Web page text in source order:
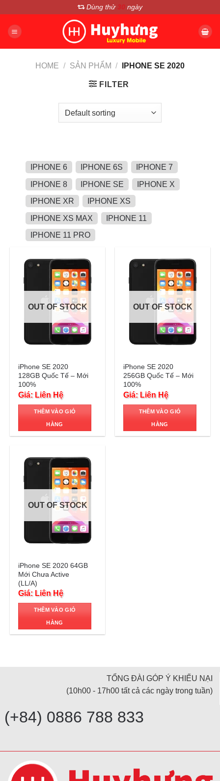
nội
Dùng thử 30 ngày
HOME / SẢN PHẨM / IPHONE SE 2020
FILTER
IPHONE 6 IPHONE 6S IPHONE 7
IPHONE 8 IPHONE SE IPHONE X
IPHONE XR IPHONE XS
IPHONE XS MAX IPHONE 11
IPHONE 11 PRO
OUT OF STOCK
iPhone SE 2020
128GB Quốc Tế – Mới
100%
Giá: Liên Hệ
THÊM VÀO GIỎ
HÀNG
OUT OF STOCK
iPhone SE 2020
256GB Quốc Tế – Mới
100%
Giá: Liên Hệ
THÊM VÀO GIỎ
HÀNG
OUT OF STOCK
iPhone SE 2020 64GB
Mới Chưa Active
(LL/A)
Giá: Liên Hệ
THÊM VÀO GIỎ
HÀNG
TỔNG ĐÀI GÓP Ý KHIẾU NẠI
(10h00 - 17h00 tất cả các ngày trong tuần)
(+84) 0886 788 833